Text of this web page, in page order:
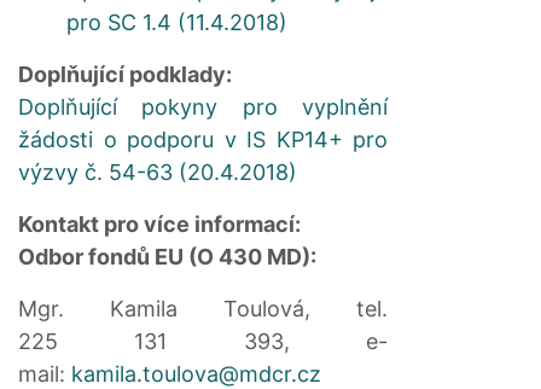
pro SC 1.4 (11.4.2018)
Doplňující podklady:
Doplňující pokyny pro vyplnění
žádosti o podporu v IS KP14+ pro
výzvy č. 54-63 (20.4.2018)
Kontakt pro více informací:
Odbor fondů EU (O 430 MD):
Mgr. Kamila Toulová, tel.
225 131 393, e-
mail: kamila.toulova@mdcr.cz